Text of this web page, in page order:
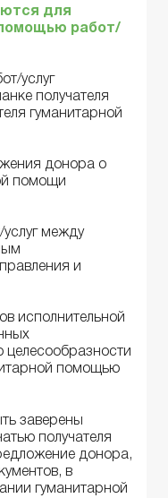
для
работ/
услуг
получателя
гуманитарной
донора о
помощи
между
и
исполнительной
целесообразности
помощью
заверены
получателя
донора,
в
гуманитарной